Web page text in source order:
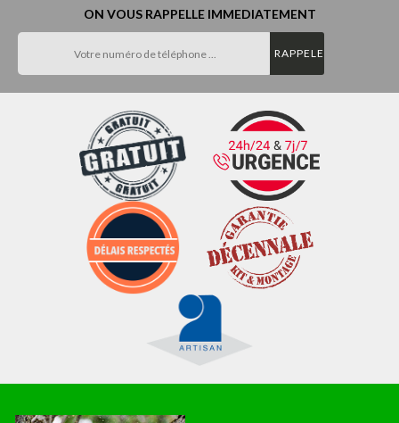
ON VOUS RAPPELLE IMMEDIATEMENT